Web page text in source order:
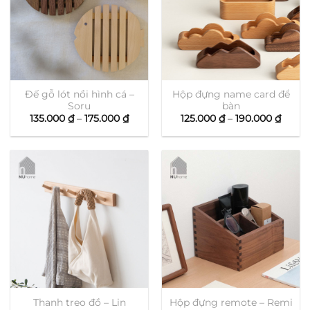
Đế gỗ lót nồi hình cá –
Soru
135.000 ₫ – 175.000 ₫Khoảng
giá:
từ
đến
175.000 ₫
Hộp đựng name card để
bàn
125.000 ₫ – 190.000 ₫
giá:
từ
đến
Thanh treo đồ – Lin
Hộp đựng remote – Remi